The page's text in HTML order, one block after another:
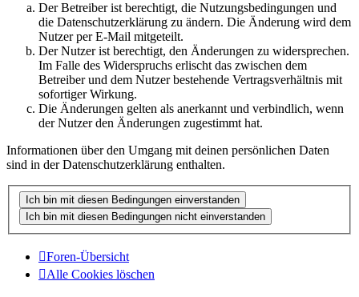
Der Betreiber ist berechtigt, die Nutzungsbedingungen und
die Datenschutzerklärung zu ändern. Die Änderung wird dem
Nutzer per E-Mail mitgeteilt.
Der Nutzer ist berechtigt, den Änderungen zu widersprechen.
Im Falle des Widerspruchs erlischt das zwischen dem
Betreiber und dem Nutzer bestehende Vertragsverhältnis mit
sofortiger Wirkung.
Die Änderungen gelten als anerkannt und verbindlich, wenn
der Nutzer den Änderungen zugestimmt hat.
Informationen über den Umgang mit deinen persönlichen Daten
sind in der Datenschutzerklärung enthalten.
Foren-Übersicht
Alle Cookies löschen